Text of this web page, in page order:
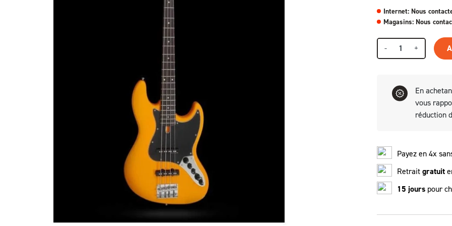
Internet: Nous
Magasins: Nous
- +
En
vous
réduction
Payez en 4x
Retraitgratuit
15 jours pour